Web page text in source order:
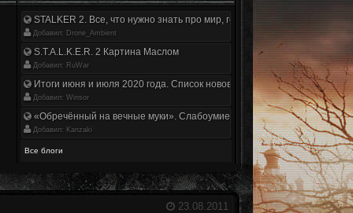
STALKER 2. Все, что нужно знать про мир, геймплей и сюжет | Разбор
Добавил: Drone_Ambient
S.T.A.L.K.E.R. 2 Картина Маслом
Добавил: RuWar
Итоги июня и июля 2020 года. Список нововведений
Добавил: Winsor
«Обречённый на вечные муки». Слабоумие и отвага
Добавил: Kanzaki
Все блоги
23.08.2011